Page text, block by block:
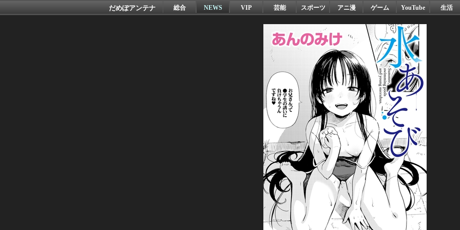
だめぽアンテナ 総合 NEWS VIP 芸能 スポーツ アニ漫 ゲーム YouTube 生活